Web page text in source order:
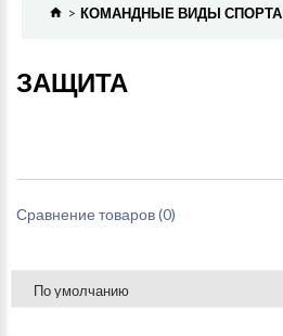
КОМАНДНЫЕ ВИДЫ СПОРТА
ЗАЩИТА
Сравнение товаров (0)